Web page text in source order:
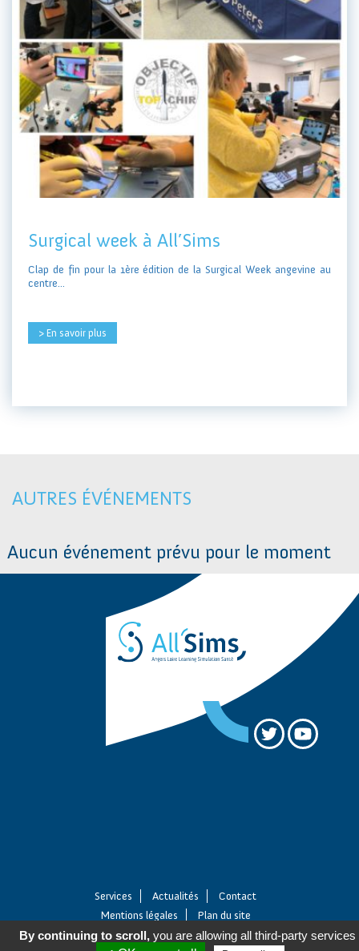
Surgical week à All’Sims
Clap de fin pour la 1ère édition de la Surgical Week angevine au
centre...
> En savoir plus
AUTRES ÉVÉNEMENTS
Aucun événement prévu pour le moment
Services Actualités
Contact
Mentions légales
Plan du site
By continuing to scroll, you are allowing all third-party services